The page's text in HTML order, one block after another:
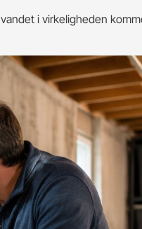
i virkeligheden